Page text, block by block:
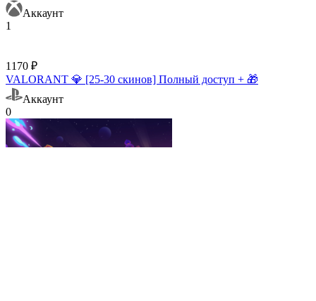
Аккаунт
1
1170 ₽
VALORANT 💎 [25-30 скинов] Полный доступ + 🎁
Аккаунт
0